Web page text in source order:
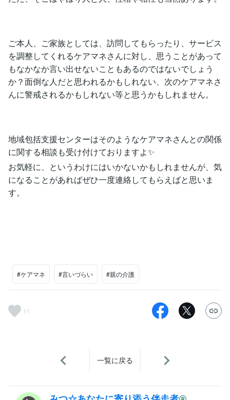
ご本人、ご家族としては、訪問してもらったり、サービス
を調整してくれるケアマネさんに対し、思うことがあって
もなかなか言い出せないこともあるのではないでしょう
か？面倒な人だと思われるかもしれない、次のケアマネさ
んに警戒されるかもしれない等と思うかもしれません。
地域包括支援センターはそのようなケアマネさんとの関係
に関する相談も受け付けておりますよ✨
お気軽に、というわけにはいかないかもしれませんが、気
になることがあればぜひ一度連絡してもらえばと思いま
す。
#ケアマネ #言いづらい #親の介護
11
一覧に戻る